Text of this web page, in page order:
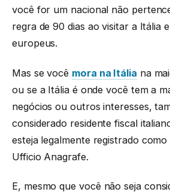
você for um nacional não
regra de 90 dias ao visitar a Itália
europeus.
Mas se você mora na Itália na
ou se a Itália é onde você tem a
negócios ou outros interesses,
considerado residente fiscal
esteja legalmente registrado
Ufficio Anagrafe.
E, mesmo que você não seja